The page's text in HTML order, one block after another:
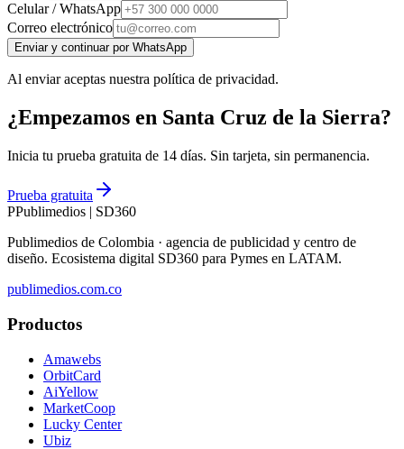
Celular / WhatsApp
Correo electrónico
Enviar y continuar por WhatsApp
Al enviar aceptas nuestra política de privacidad.
¿Empezamos en Santa Cruz de la Sierra?
Inicia tu prueba gratuita de 14 días. Sin tarjeta, sin permanencia.
Prueba gratuita
PPublimedios | SD360
Publimedios de Colombia · agencia de publicidad y centro de
diseño. Ecosistema digital SD360 para Pymes en LATAM.
publimedios.com.co
Productos
Amawebs
OrbitCard
AiYellow
MarketCoop
Lucky Center
Ubiz